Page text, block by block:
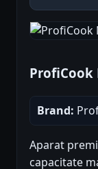
ProfiCook
Brand:
Aparat
capacitate